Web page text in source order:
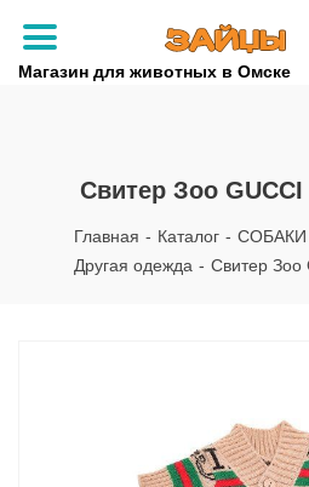
Магазин для животных в Омске
+7
+7
Свитер Зоо
Главная - Каталог - СОБАКИ
Другая одежда - Свитер Зоо